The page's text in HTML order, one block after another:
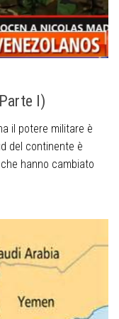
I)
il potere militare è
del continente è
hanno cambiato